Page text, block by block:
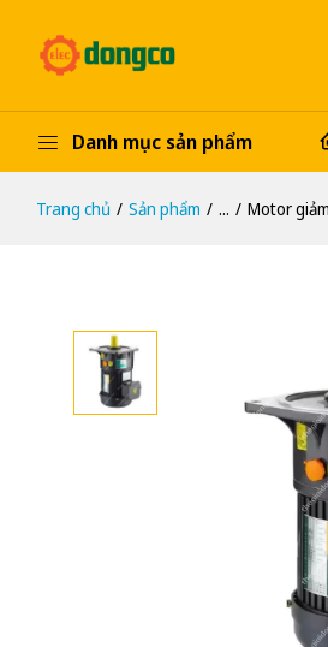
Danh mục sản phẩm
Trang chủ Sản phẩm ... Motor